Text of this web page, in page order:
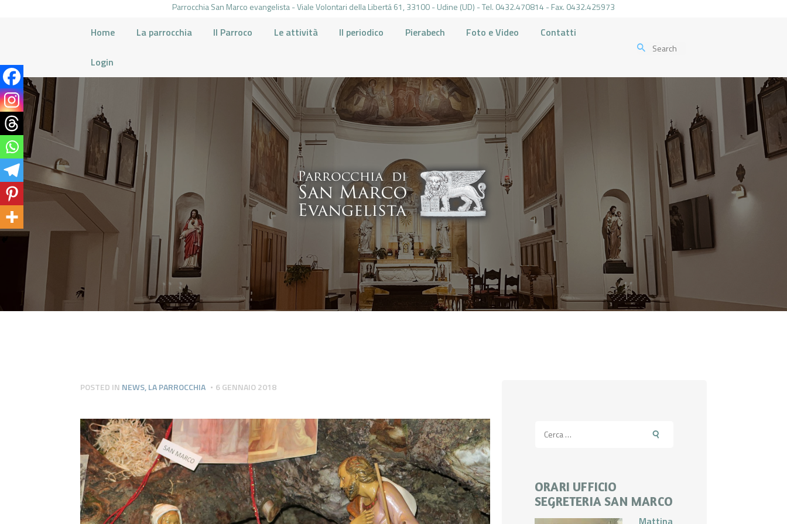
Parrocchia San Marco evangelista - Viale Volontari della Libertá 61, 33100 - Udine (UD) - Tel. 0432.470814 - Fax. 0432.425973
Home La parrocchia Il Parroco Le attività Il periodico Pierabech Foto e Video Contatti
Login
HOME
LA PARROCCHIA
IL PARROCO
LE ATTIVITÀ
IL PERIODICO
PIERABECH
FOTO E VIDEO
CONTATTI
POSTED IN NEWS,LA PARROCCHIA 6 GENNAIO 2018
per:
ORARI UFFICIO
SEGRETERIA SAN MARCO
Mattina